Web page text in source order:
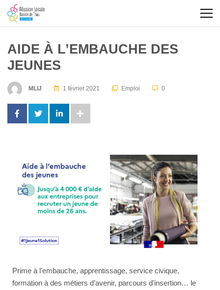
AIDE À L’EMBAUCHE DES
JEUNES
MLIJ 1 février 2021 Emploi 0
Prime à l’embauche, apprentissage, service civique,
formation à des métiers d’avenir, parcours d’insertion… le